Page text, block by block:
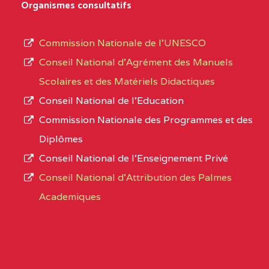
NDOMO BP :1154
CENTRE
COLLEGE PRIVE
CATHOLIQUE JOSPEH
STINTZI BP :53 OBALA
CENTRE
COLLEGE PRIVE LAIC LE
YDE
CENTRE
type
L’offre
d’éducation
de
Organismes consultatifs
Commission Nationale de l’UNESCO
Conseil National d’Agrément des Manuels
Scolaires et des Matériels Didactiques
Conseil National de l’Education
Commission Nationale des Programmes et des
Diplômes
Conseil National de l’Enseignement Privé
Conseil National d'Attribution des Palmes
Academiques